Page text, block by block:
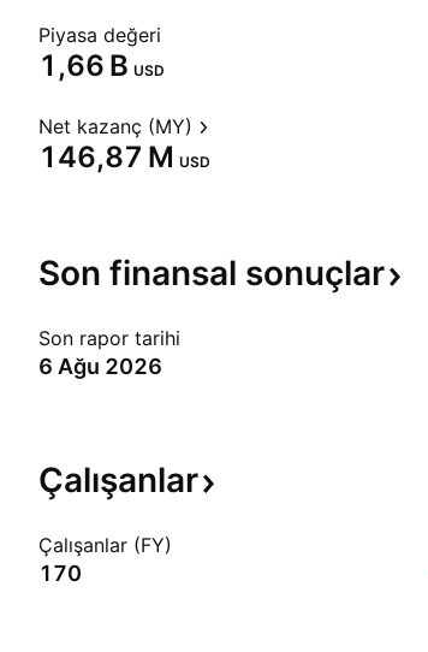
Piyasa değeri
‪1,66 B‬ USD
Net kazanç (MY)
‪146,87 M‬ USD
Son finansal sonuçlar
Son rapor tarihi
6 Ağu 2026
Çalışanlar
Çalışanlar (FY)
170